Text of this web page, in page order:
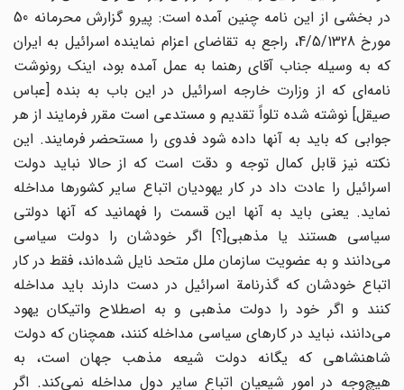
در بخشی از این نامه چنین آمده است: پیرو گزارش محرمانه 50
مورخ 4/5/1328، راجع به تقاضای اعزام نماینده اسرائیل به ایران
که به وسیله جناب آقای رهنما به عمل آمده بود، اینک رونوشت
نامه‌ای که از وزارت خارجه اسرائیل در این باب به بنده [عباس
صیقل] نوشته شده تلواً تقدیم و مستدعی است مقرر فرمایند از هر
جوابی که باید به آنها داده شود فدوی را مستحضر فرمایند. این
نکته نیز قابل کمال توجه و دقت است که از حالا نباید دولت
اسرائیل را عادت داد در کار یهودیان اتباع سایر کشورها مداخله
نماید. یعنی باید به آنها این قسمت را فهمانید که آنها دولتی
سیاسی هستند یا مذهبی[؟] اگر خودشان را دولت سیاسی
می‌دانند و به عضویت سازمان ملل متحد نایل شده‌اند، فقط در کار
اتباع خودشان که گذرنامة اسرائیل در دست دارند باید مداخله
کنند و اگر خود را دولت مذهبی و به اصطلاح واتیکان یهود
می‌دانند، نباید در کارهای سیاسی مداخله کنند، همچنان که دولت
شاهنشاهی که یگانه دولت شیعه مذهب جهان است، به
هیچ‌وجه در امور شیعیان اتباع سایر دول مداخله نمی‌کند. اگر